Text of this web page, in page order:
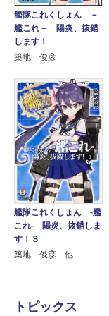
艦隊これくしょん －
艦これ－ 陽炎、抜錨
します！
築地 俊彦
艦隊これくしょん ‐艦
これ‐ 陽炎、抜錨しま
す！３
築地 俊彦 他
トピックス